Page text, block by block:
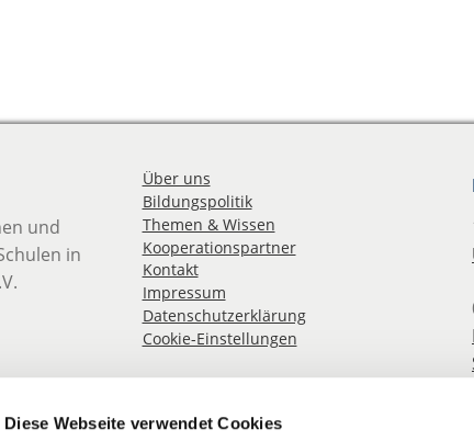
Diese Webseite verwendet Cookies
und
in
Über uns
Bildungspolitik
Themen & Wissen
Kooperationspartner
Kontakt
Impressum
Datenschutzerklärung
Cookie-Einstellungen